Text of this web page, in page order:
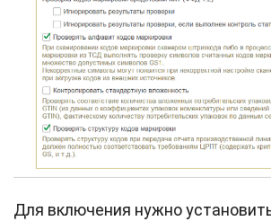
Для включения нужно